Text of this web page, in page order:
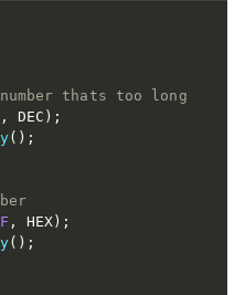
thats too long
, DEC ) ;
( ) ;
, HEX) ;
( ) ;